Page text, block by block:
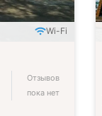
Wi-Fi
Отзывов
пока нет